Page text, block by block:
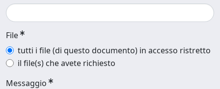
File
tutti i file (di questo documento) in accesso ristretto
il file(s) che avete richiesto
Messaggio